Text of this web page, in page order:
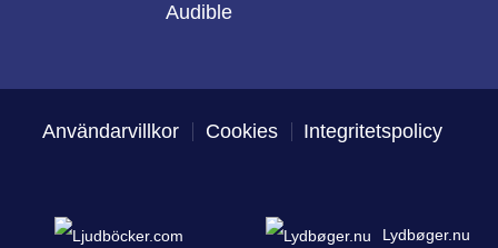
Audible
Användarvillkor Cookies Integritetspolicy
Lydbøger.nu